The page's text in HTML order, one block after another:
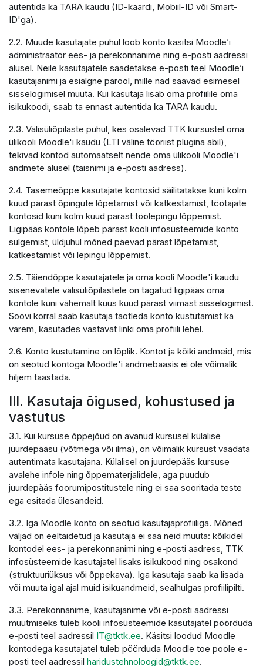
autentida ka TARA kaudu (ID-kaardi, Mobiil-ID või Smart-
ID'ga).
2.2. Muude kasutajate puhul loob konto käsitsi Moodle’i
administraator ees- ja perekonnanime ning e-posti aadressi
alusel. Neile kasutajatele saadetakse e-posti teel Moodle’i
kasutajanimi ja esialgne parool, mille nad saavad esimesel
sisselogimisel muuta. Kui kasutaja lisab oma profiilile oma
isikukoodi, saab ta ennast autentida ka TARA kaudu.
2.3. Välisüliõpilaste puhul, kes osalevad TTK kursustel oma
ülikooli Moodle'i kaudu (LTI väline tööriist plugina abil),
tekivad kontod automaatselt nende oma ülikooli Moodle'i
andmete alusel (täisnimi ja e-posti aadress).
2.4. Tasemeõppe kasutajate kontosid säilitatakse kuni kolm
kuud pärast õpingute lõpetamist või katkestamist, töötajate
kontosid kuni kolm kuud pärast töölepingu lõppemist.
Ligipääs kontole lõpeb pärast kooli infosüsteemide konto
sulgemist, üldjuhul mõned päevad pärast lõpetamist,
katkestamist või lepingu lõppemist.
2.5. Täiendõppe kasutajatele ja oma kooli Moodle'i kaudu
sisenevatele välisüliõpilastele on tagatud ligipääs oma
kontole kuni vähemalt kuus kuud pärast viimast sisselogimist.
Soovi korral saab kasutaja taotleda konto kustutamist ka
varem, kasutades vastavat linki oma profiili lehel.
2.6. Konto kustutamine on lõplik. Kontot ja kõiki andmeid, mis
on seotud kontoga Moodle'i andmebaasis ei ole võimalik
hiljem taastada.
III. Kasutaja õigused, kohustused ja
vastutus
3.1. Kui kursuse õppejõud on avanud kursusel külalise
juurdepääsu (võtmega või ilma), on võimalik kursust vaadata
autentimata kasutajana. Külalisel on juurdepääs kursuse
avalehe infole ning õppematerjalidele, aga puudub
juurdepääs foorumipostitustele ning ei saa sooritada teste
ega esitada ülesandeid.
3.2. Iga Moodle konto on seotud kasutajaprofiiliga. Mõned
väljad on eeltäidetud ja kasutaja ei saa neid muuta: kõikidel
kontodel ees- ja perekonnanimi ning e-posti aadress, TTK
infosüsteemide kasutajatel lisaks isikukood ning osakond
(struktuuriüksus või õppekava). Iga kasutaja saab ka lisada
või muuta igal ajal muid isikuandmeid, sealhulgas profiilipilti.
3.3. Perekonnanime, kasutajanime või e-posti aadressi
muutmiseks tuleb kooli infosüsteemide kasutajatel pöörduda
e-posti teel aadressil IT@tktk.ee. Käsitsi loodud Moodle
kontodega kasutajatel tuleb pöörduda Moodle toe poole e-
posti teel aadressil haridustehnoloogid@tktk.ee.